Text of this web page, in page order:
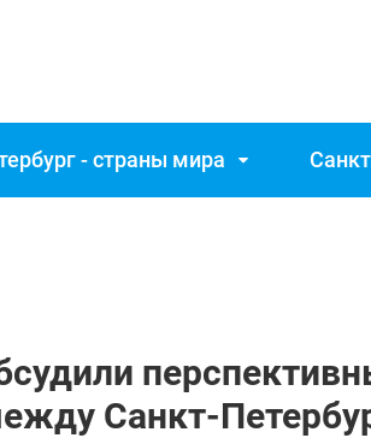
- страны мира